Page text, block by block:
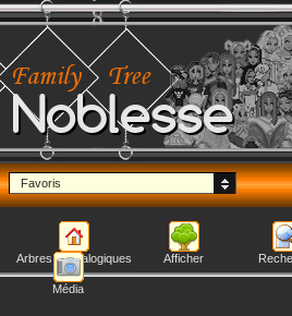
Noblesse
Favoris
Arbres généalogiques Afficher
Média